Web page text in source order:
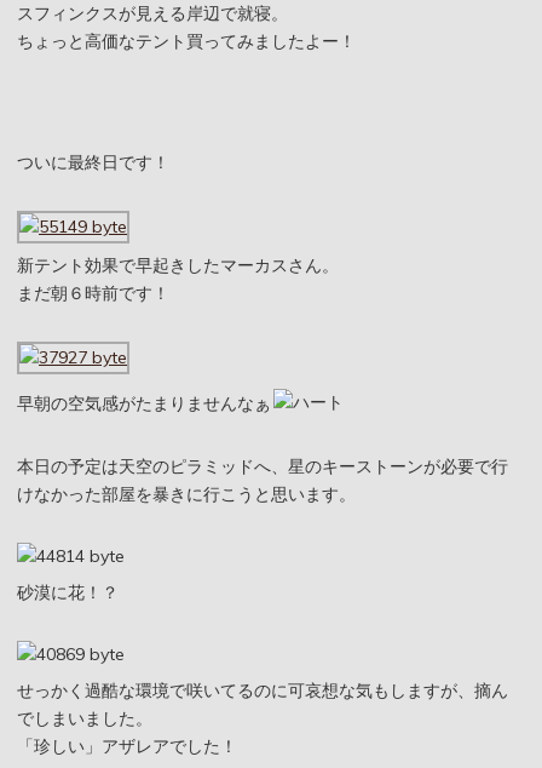
スフィンクスが見える岸辺で就寝。
ちょっと高価なテント買ってみましたよー！
ついに最終日です！
新テント効果で早起きしたマーカスさん。
まだ朝６時前です！
早朝の空気感がたまりませんなぁ
本日の予定は天空のピラミッドへ、星のキーストーンが必要で行
けなかった部屋を暴きに行こうと思います。
砂漠に花！？
せっかく過酷な環境で咲いてるのに可哀想な気もしますが、摘ん
でしまいました。
「珍しい」アザレアでした！